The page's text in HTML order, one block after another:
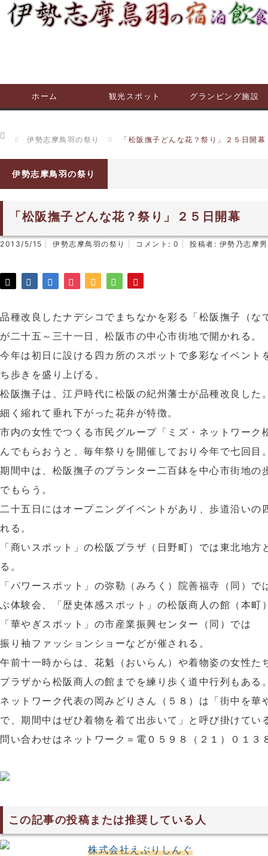
ホーム 観光スポット グランピング施設
ホーム
伊勢志摩鳥羽の祭り 「松阪撫子どんな花？祭り」２５日開幕
伊勢志摩鳥羽の祭り
「松阪撫子どんな花？祭り」２５日開幕
2013/5/15 伊勢志摩鳥羽の祭り コメント: 0 投稿者: 伊勢乃志摩男
品種改良したナデシコでまちなかを彩る「松阪撫子（な
が二十五～三十一日、松阪市の中心市街地で開かれる。
今年は初日に設ける四カ所のスポットで多彩なイベント
ち歩きを盛り上げる。
松阪撫子は、江戸時代に松阪の紀州藩士が品種改良した
細く縮れて垂れ下がった花弁が特徴。
市内の女性でつくる市民グループ「ミズ・ネットワーク
んでもらおうと、毎年祭りを開催しており今年で七回目
期間中は、松阪撫子のプランター二百鉢を中心市街地の
でもらう。
二十五日にはオープニングイベントがあり、歩道沿いの
れる。
「商いスポット」の松阪プラザ（日野町）では東北地
る。
「パワースポット」の弥勒（みろく）院善福寺（同）
ぶ体験会、「歴史体感スポット」の松阪商人の館（本町
「華やぎスポット」の市産業振興センター（同）では
振り袖ファッションショーなどが催される。
午前十一時からは、花魁（おいらん）や着物姿の女性た
プラザから松阪商人の館までを練り歩く道中行列もある
ネットワーク代表の岡みどりさん（５８）は「街中を華
で、期間中はぜひ着物を着て出歩いて」と呼び掛けてい
問い合わせはネットワーク＝電０５９８（２１）０１３
この記事の投稿または推奨している人
株式会社えぶりしんぐ